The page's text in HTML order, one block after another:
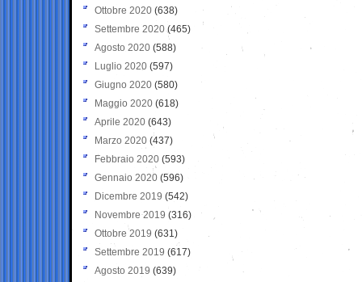
Ottobre 2020 (638)
Settembre 2020(465)
Agosto 2020 (588)
Luglio 2020 (597)
Giugno 2020 (580)
Maggio 2020 (618)
Aprile 2020 (643)
Marzo 2020 (437)
Febbraio 2020 (593)
Gennaio 2020 (596)
Dicembre 2019 (542)
Novembre 2019 (316)
Ottobre 2019 (631)
Settembre 2019 (617)
Agosto 2019 (639)